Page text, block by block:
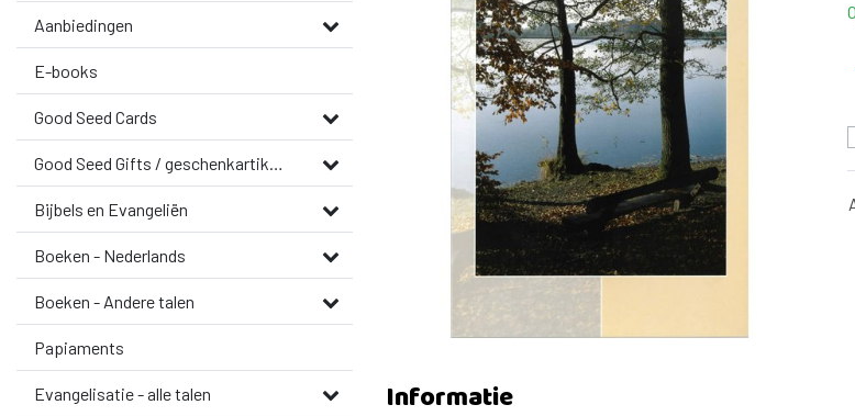
Aanbiedingen
E-books
Good Seed Cards
Good Seed Gifts / geschenkartikelen
Bijbels en Evangeliën
Boeken - Nederlands
Boeken - Andere talen
Papiaments
Evangelisatie - alle talen Informatie